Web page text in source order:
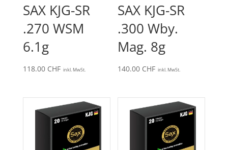
SAX KJG-SR
.270 WSM
6.1g
118.00 CHF inkl. MwSt.
SAX KJG-SR
.300 Wby.
Mag. 8g
140.00 CHF inkl. MwSt.